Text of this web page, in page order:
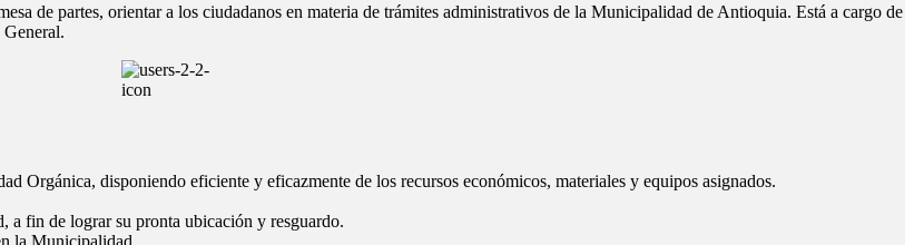
de partes, orientar a los ciudadanos en materia de trámites administrativos de la Municipalidad de Antioquia. Está a cargo de
Orgánica, disponiendo eficiente y eficazmente de los recursos económicos, materiales y equipos asignados.
fin de lograr su pronta ubicación y resguardo.